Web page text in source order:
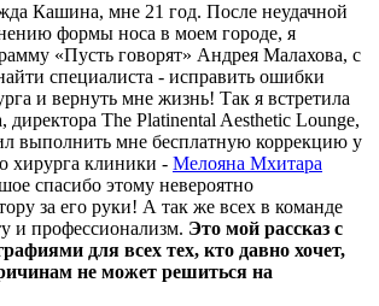
Кашина, мне 21 год. После неудачной
формы носа в моем городе, я
«Пусть говорят» Андрея Малахова, с
специалиста - исправить ошибки
и вернуть мне жизнь! Так я встретила
директора The Platinental Aesthetic Lounge,
выполнить мне бесплатную коррекцию у
хирурга клиники - Мелояна Мхитара
спасибо этому невероятно
за его руки! А так же всех в команде
и профессионализм. Это мой рассказ с
для всех тех, кто давно хочет,
не может решиться на